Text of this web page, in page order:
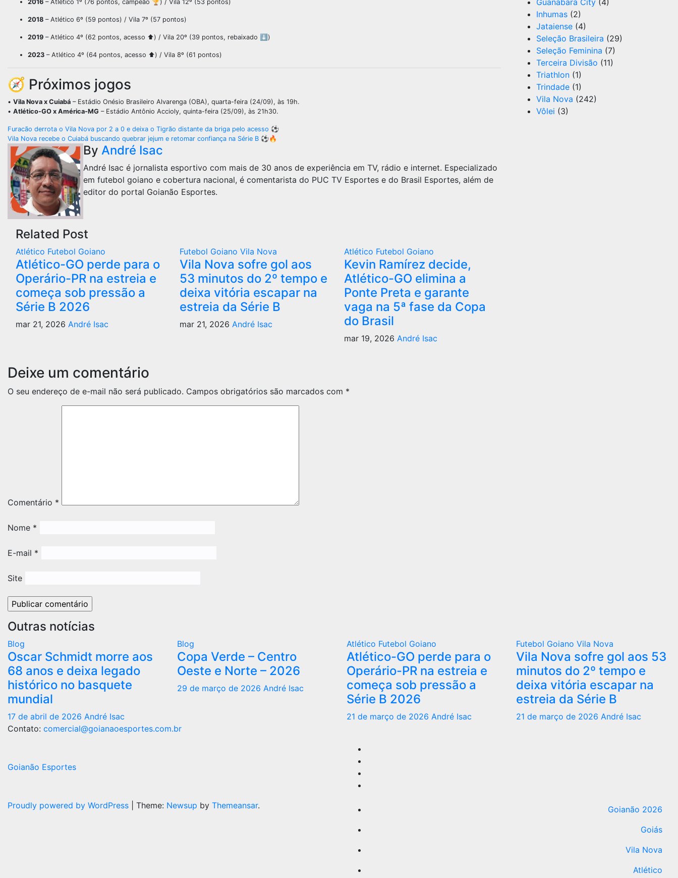
2016 – Atlético 1º (76 pontos, campeão 🏆) / Vila 12º (53 pontos)
2018 – Atlético 6º (59 pontos) / Vila 7º (57 pontos)
2019 – Atlético 4º (62 pontos, acesso ⬆️) / Vila 20º (39 pontos, rebaixado ⬇️)
2023 – Atlético 4º (64 pontos, acesso ⬆️) / Vila 8º (61 pontos)
🧭 Próximos jogos
• Vila Nova x Cuiabá – Estádio Onésio Brasileiro Alvarenga (OBA), quarta-feira (24/09), às 19h.
• Atlético-GO x América-MG – Estádio Antônio Accioly, quinta-feira (25/09), às 21h30.
Navegação
de
Post
Furacão derrota o Vila Nova por 2 a 0 e deixa o Tigrão distante da briga pelo acesso ⚽
Vila Nova recebe o Cuiabá buscando quebrar jejum e retomar confiança na Série B ⚽🔥
By André Isac
André Isac é jornalista esportivo com mais de 30 anos de experiência em TV, rádio e internet. Especializado
em futebol goiano e cobertura nacional, é comentarista do PUC TV Esportes e do Brasil Esportes, além de
editor do portal Goianão Esportes.
Related Post
Atlético Futebol Goiano
Atlético-GO perde para o
Operário-PR na estreia e
começa sob pressão a
Série B 2026
mar 21, 2026 André Isac
Futebol GoianoVila Nova
Vila Nova sofre gol aos
53 minutos do 2º tempo e
deixa vitória escapar na
estreia da Série B
mar 21, 2026 André Isac
Atlético Futebol Goiano
Kevin Ramírez decide,
Atlético-GO elimina a
Ponte Preta e garante
vaga na 5ª fase da Copa
do Brasil
mar 19, 2026 André Isac
Deixe um comentário
O seu endereço de e-mail não será publicado. Campos obrigatórios são marcados com *
Comentário *
Nome *
E-mail *
Site
Guanabara City (4)
Inhumas (2)
Jataiense (4)
Seleção Brasileira (29)
Seleção Feminina (7)
Terceira Divisão (11)
Triathlon (1)
Trindade (1)
Vila Nova (242)
Vôlei (3)
Outras notícias
Blog
Oscar Schmidt morre aos
68 anos e deixa legado
histórico no basquete
mundial
17 de abril de 2026 André Isac
Blog
Copa Verde – Centro
Oeste e Norte – 2026
29 de março de 2026 André Isac
Atlético Futebol Goiano
Atlético-GO perde para o
Operário-PR na estreia e
começa sob pressão a
Série B 2026
21 de março de 2026 André Isac
Futebol Goiano Vila Nova
Vila Nova sofre gol aos 53
minutos do 2º tempo e
deixa vitória escapar na
estreia da Série B
21 de março de 2026 André Isac
Contato: comercial@goianaoesportes.com.br
Goianão Esportes
Proudly powered by WordPress Theme: Newsup by Themeansar.
Goianão 2026
Goiás
Vila Nova
Atlético